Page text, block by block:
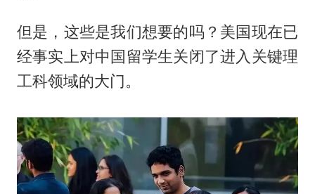
但是，这些是我们想要的吗？美国现在已
经事实上对中国留学生关闭了进入关键理
工科领域的大门。